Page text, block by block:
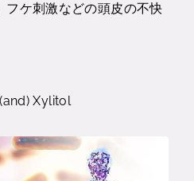
フケ刺激などの頭皮の不快
Xylitol